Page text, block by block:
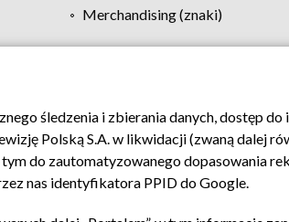
Merchandising (znaki)
Pomoc Biuro reklamy Kontakt
śledzenia i zbierania danych, dostęp
Polską S.A. w likwidacji (zwaną dalej
do zautomatyzowanego dopasowania
nas identyfikatora PPID do Google.